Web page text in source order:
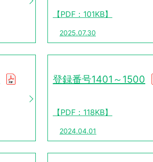
【PDF：101KB】
2025.07.30
登録番号1401～1500
【PDF：118KB】
2024.04.01